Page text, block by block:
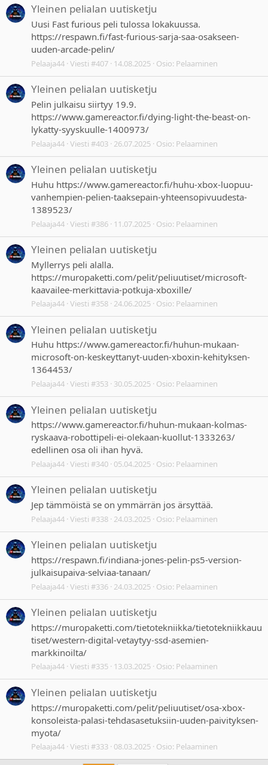
Yleinen pelialan uutisketju
Uusi Fast furious peli tulossa lokakuussa.
https://respawn.fi/fast-furious-sarja-saa-osakseen-
uuden-arcade-pelin/
Pelaaja44 Viesti #407 14.08.2025 Osio: Pelaaminen
Yleinen pelialan uutisketju
Pelin julkaisu siirtyy 19.9.
https://www.gamereactor.fi/dying-light-the-beast-on-
lykatty-syyskuulle-1400973/
Pelaaja44 Viesti #403 26.07.2025 Osio: Pelaaminen
Yleinen pelialan uutisketju
Huhu https://www.gamereactor.fi/huhu-xbox-luopuu-
vanhempien-pelien-taaksepain-yhteensopivuudesta-
1389523/
Pelaaja44 Viesti #386 11.07.2025 Osio: Pelaaminen
Yleinen pelialan uutisketju
Myllerrys peli alalla.
https://muropaketti.com/pelit/peliuutiset/microsoft-
kaavailee-merkittavia-potkuja-xboxille/
Pelaaja44 Viesti #358 24.06.2025 Osio: Pelaaminen
Yleinen pelialan uutisketju
Huhu https://www.gamereactor.fi/huhun-mukaan-
microsoft-on-keskeyttanyt-uuden-xboxin-kehityksen-
1364453/
Pelaaja44 Viesti #353 30.05.2025 Osio: Pelaaminen
Yleinen pelialan uutisketju
https://www.gamereactor.fi/huhun-mukaan-kolmas-
ryskaava-robottipeli-ei-olekaan-kuollut-1333263/
edellinen osa oli ihan hyvä.
Pelaaja44 Viesti #340 05.04.2025 Osio: Pelaaminen
Yleinen pelialan uutisketju
Jep tämmöistä se on ymmärrän jos ärsyttää.
Pelaaja44 Viesti #338 24.03.2025 Osio: Pelaaminen
Yleinen pelialan uutisketju
https://respawn.fi/indiana-jones-pelin-ps5-version-
julkaisupaiva-selviaa-tanaan/
Pelaaja44 Viesti #336 24.03.2025 Osio: Pelaaminen
Yleinen pelialan uutisketju
https://muropaketti.com/tietotekniikka/tietotekniikkauu
tiset/western-digital-vetaytyy-ssd-asemien-
markkinoilta/
Pelaaja44 Viesti #335 13.03.2025 Osio: Pelaaminen
Yleinen pelialan uutisketju
https://muropaketti.com/pelit/peliuutiset/osa-xbox-
konsoleista-palasi-tehdasasetuksiin-uuden-paivityksen-
myota/
Pelaaja44 Viesti #333 08.03.2025 Osio: Pelaaminen